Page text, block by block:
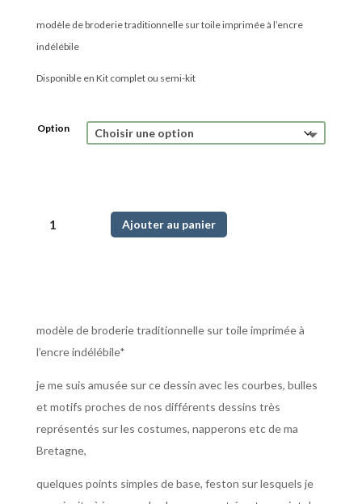
modèle de broderie traditionnelle sur toile imprimée à l’encre
indélébile
Disponible en Kit complet ou semi-kit
Option
Ajouter au panier
modèle de broderie traditionnelle sur toile imprimée à
l’encre indélébile*
je me suis amusée sur ce dessin avec les courbes, bulles
et motifs proches de nos différents dessins très
représentés sur les costumes, napperons etc de ma
Bretagne,
quelques points simples de base, feston sur lesquels je